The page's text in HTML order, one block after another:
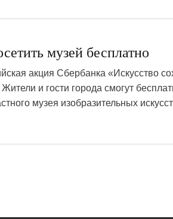
музей бесплатно
акция Сбербанка «Искусство
и гости города смогут
музея изобразительных